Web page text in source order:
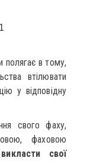
полягає в тому,
втілювати
у відповідну
свого фаху,
фаховою
свої